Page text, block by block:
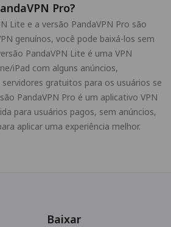
Pro?
Lite e a versão PandaVPN Pro são
genuínos, você pode baixá-los sem
PandaVPN Lite é uma VPN
iPad com alguns anúncios,
gratuitos para os usuários se
PandaVPN Pro é um aplicativo VPN
para usuários pagos, sem anúncios,
aplicar uma experiência melhor.
Baixar